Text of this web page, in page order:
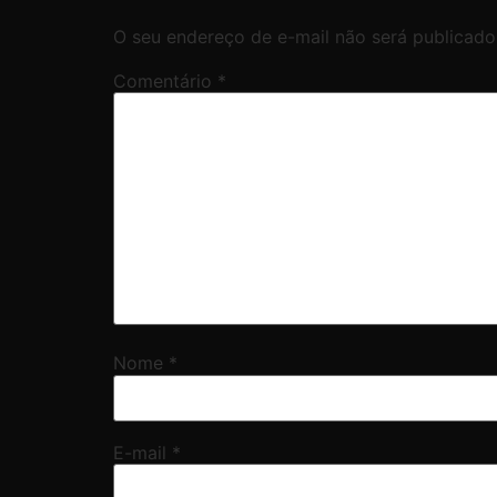
O seu endereço de e-mail não será
Comentário *
Nome *
E-mail *